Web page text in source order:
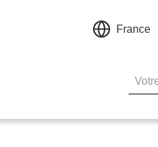
France